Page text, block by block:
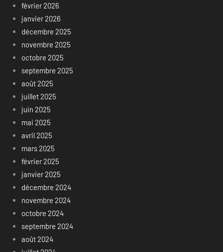
février 2026
janvier 2026
décembre 2025
novembre 2025
octobre 2025
septembre 2025
août 2025
juillet 2025
juin 2025
mai 2025
avril 2025
mars 2025
février 2025
janvier 2025
décembre 2024
novembre 2024
octobre 2024
septembre 2024
août 2024